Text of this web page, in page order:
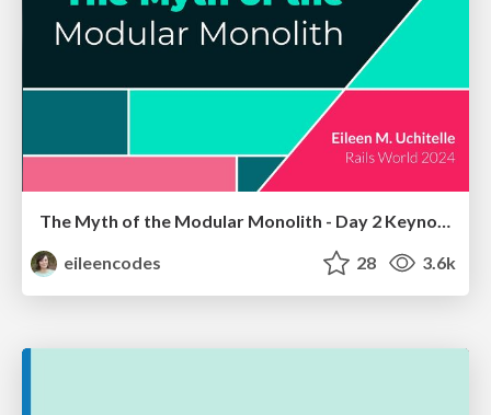
The Myth of the Modular Monolith - Day 2 Keynote - Rails World 2024
eileencodes
28 3.6k